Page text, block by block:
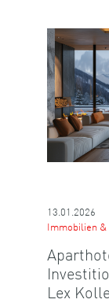
13.01.2026
Immobilien &
Lex